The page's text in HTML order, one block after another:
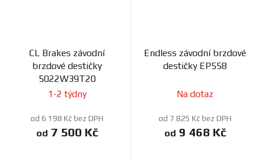
CL Brakes závodní
brzdové destičky
5022W39T20
1-2 týdny
od 6 198 Kč bez DPH
od 7 500 Kč
Endless závodní brzdové
destičky EP558
Na dotaz
od 7 825 Kč bez DPH
od 9 468 Kč